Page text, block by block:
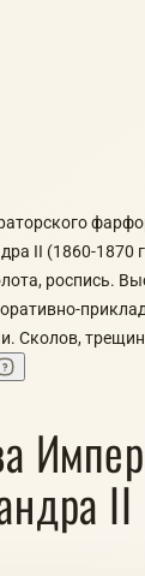
II (1860-1870
роспись.
Сколов,